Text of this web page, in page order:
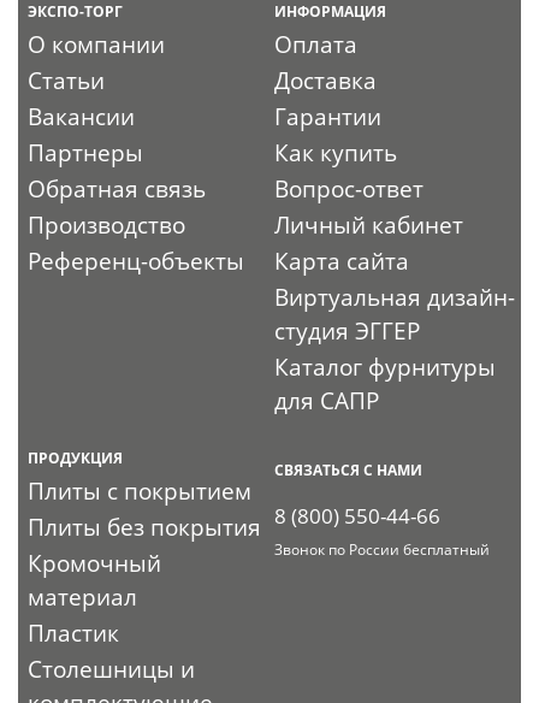
ЭКСПО-ТОРГ
О компании
Статьи
Вакансии
Партнеры
Обратная связь
Производство
Референц-объекты
ИНФОРМАЦИЯ
Оплата
Доставка
Гарантии
Как купить
Вопрос-ответ
Личный кабинет
Карта сайта
Виртуальная дизайн-
студия ЭГГЕР
Каталог фурнитуры
для САПР
ПРОДУКЦИЯ
Плиты с покрытием
Плиты без покрытия
Кромочный
материал
Пластик
Столешницы и
СВЯЗАТЬСЯ С НАМИ
8 (800) 550-44-66
Звонок по России бесплатный